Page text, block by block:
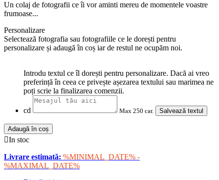
Un colaj de fotografii ce îi vor aminti mereu de momentele voastre
frumoase...
Personalizare
Selectează fotografia sau fotografiile ce le dorești pentru
personalizare și adaugă în coș iar de restul ne ocupăm noi.
Introdu textul ce îl dorești pentru personalizare. Dacă ai vreo
preferință în ceea ce privește așezarea textului sau marimea ne
poți scrie la finalizarea comenzii.
cd Max 250 car. Salvează textul
Adaugă în coș
In stoc
Livrare estimată: %MINIMAL_DATE% -
%MAXIMAL_DATE%